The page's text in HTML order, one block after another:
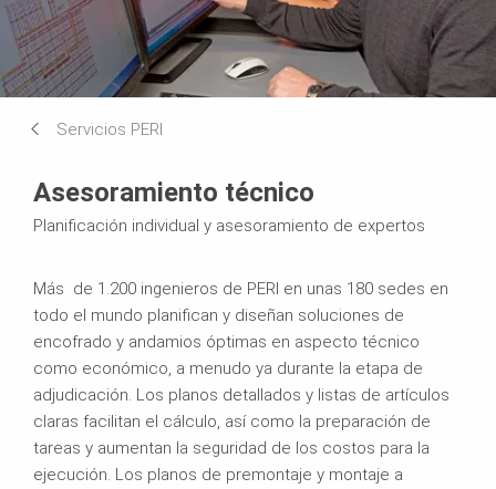
Servicios PERI
Asesoramiento técnico
Planificación individual y asesoramiento de expertos
Más de 1.200 ingenieros de PERI en unas 180 sedes en
todo el mundo planifican y diseñan soluciones de
encofrado y andamios óptimas en aspecto técnico
como económico, a menudo ya durante la etapa de
adjudicación. Los planos detallados y listas de artículos
claras facilitan el cálculo, así como la preparación de
tareas y aumentan la seguridad de los costos para la
ejecución. Los planos de premontaje y montaje a